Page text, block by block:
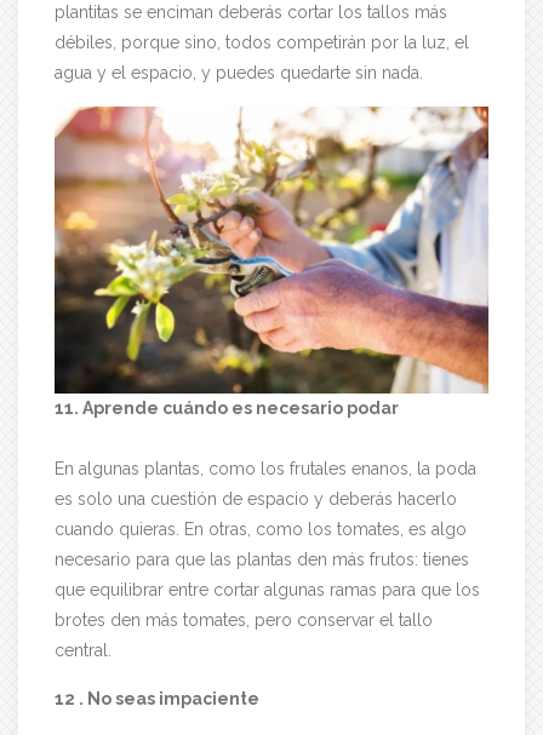
plantitas se enciman deberás cortar los tallos más
débiles, porque sino, todos competirán por la luz, el
agua y el espacio, y puedes quedarte sin nada.
11. Aprende cuándo es necesario podar
En algunas plantas, como los frutales enanos, la poda
es solo una cuestión de espacio y deberás hacerlo
cuando quieras. En otras, como los tomates, es algo
necesario para que las plantas den más frutos: tienes
que equilibrar entre cortar algunas ramas para que los
brotes den más tomates, pero conservar el tallo
central.
12 . No seas impaciente